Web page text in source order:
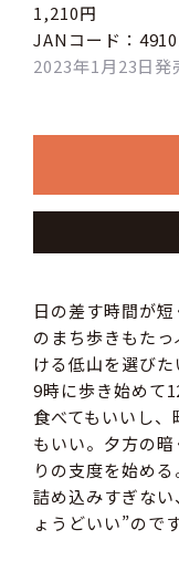
1,210円
JANコード：
2023年1月23日発
日の差す時間が
のまち歩きもた
ける低山を選びた
9時に歩き始めて
食べてもいいし
もいい。夕方の
りの支度を始める
詰め込みすぎな
ょうどいい”のです